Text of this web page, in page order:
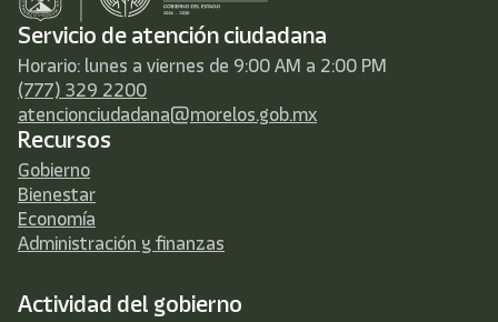
Servicio de atención ciudadana
Horario: lunes a viernes de 9:00 AM a 2:00 PM
(777) 329 2200
atencionciudadana@morelos.gob.mx
Recursos
Gobierno
Bienestar
Economía
Administración y finanzas
Actividad del gobierno